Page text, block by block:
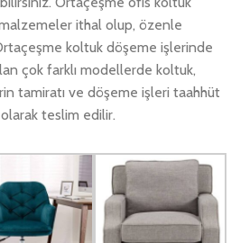
ithal olup, özenle
koltuk döşeme işlerinde
çok farklı modellerde koltuk,
tamiratı ve döşeme işleri taahhüt
teslim edilir.